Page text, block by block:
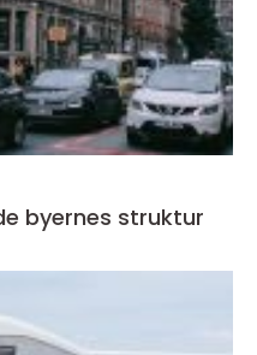
byernes struktur